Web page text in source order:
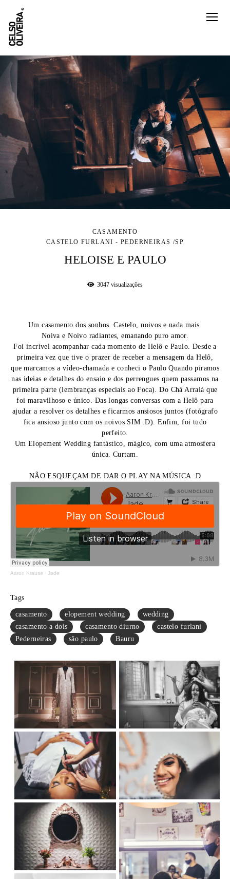
CASAMENTO
CASTELO FURLANI - PEDERNEIRAS /SP
HELOISE E PAULO
3047 visualizações
Um casamento dos sonhos. Castelo, noivos e nada mais.
Noiva e Noivo radiantes, emanando puro amor.
Foi incrível acompanhar cada momento de Helô e Paulo. Desde a
primeira vez que tive o prazer de receber a mensagem da Helô,
que marcamos a vídeo-chamada e conheci o Paulo Quando piramos
nas ideias e detalhes do ensaio e dos perrengues quem passamos na
primeira parte (lembranças especiais ao Foca). Do Chá Arraiá que
foi maravilhoso e único. Das longas conversas com a Helô para
ajudar a resolver os detalhes e ficarmos ansiosos juntos (fotógrafo
fica ansioso junto com os noivos SIM :D). Enfim, foi tudo
perfeito.
Um Elopement Wedding fantástico, mágico, com uma atmosfera
única. Curtam.
NÃO ESQUEÇAM DE DAR O PLAY NA MÚSICA :D
Aaron Krause · Jade
Tags
casamento elopement wedding
wedding
casamento a dois
casamento diurno
castelo furlani
Pederneiras
são paulo Bauru